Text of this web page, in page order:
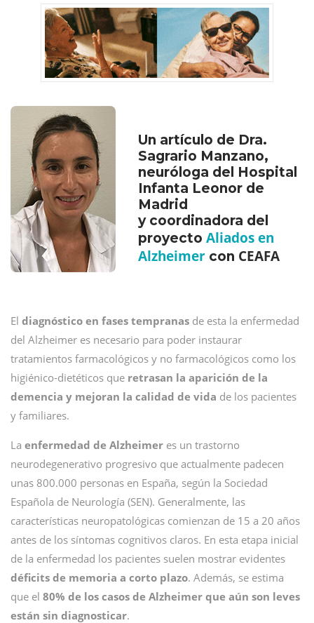
Un artículo de Dra.
Sagrario Manzano,
neuróloga del Hospital
Infanta Leonor de
Madrid
y coordinadora del
proyecto Aliados en
Alzheimer con CEAFA
El diagnóstico en fases tempranas de esta la enfermedad
del Alzheimer es necesario para poder instaurar
tratamientos farmacológicos y no farmacológicos como los
higiénico-dietéticos que retrasan la aparición de la
demencia y mejoran la calidad de vida de los pacientes
y familiares.
La enfermedad de Alzheimer es un trastorno
neurodegenerativo progresivo que actualmente padecen
unas 800.000 personas en España, según la Sociedad
Española de Neurología (SEN). Generalmente, las
características neuropatológicas comienzan de 15 a 20 años
antes de los síntomas cognitivos claros. En esta etapa inicial
de la enfermedad los pacientes suelen mostrar evidentes
déficits de memoria a corto plazo. Además, se estima
que el 80% de los casos de Alzheimer que aún son leves
están sin diagnosticar.